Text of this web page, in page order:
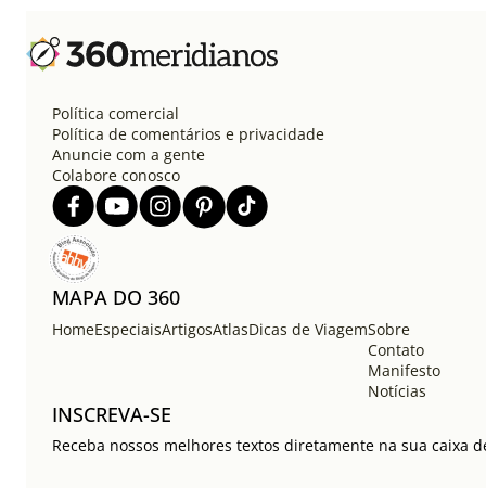
Política comercial
Política de comentários e privacidade
Anuncie com a gente
Colabore conosco
MAPA DO 360
HomeEspeciaisArtigosAtlasDicas de ViagemSobre
Contato
Manifesto
Notícias
INSCREVA-SE
Receba nossos melhores textos diretamente na sua caixa